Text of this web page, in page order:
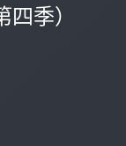
季）